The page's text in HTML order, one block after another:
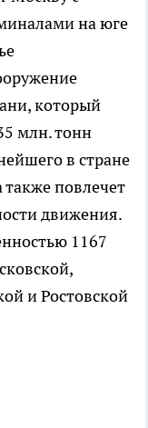
на юге
который
млн. тонн
в стране
также повлечет
движения.
1167
и Ростовской